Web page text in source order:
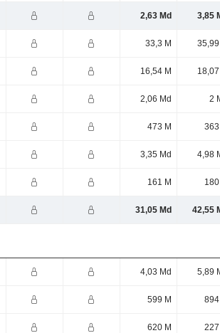
2,63 Md 3,85
33,3 M 35,99
16,54 M 18,07
2,06 Md 2
473 M 363
3,35 Md 4,98
161 M 180
31,05 Md 42,55
4,03 Md 5,89
599 M 894
620 M 227